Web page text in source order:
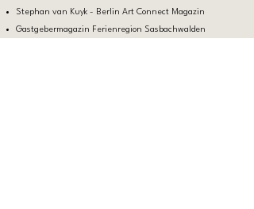
Stephan van Kuyk - Berlin Art Connect Magazin
Gastgebermagazin Ferienregion Sasbachwalden